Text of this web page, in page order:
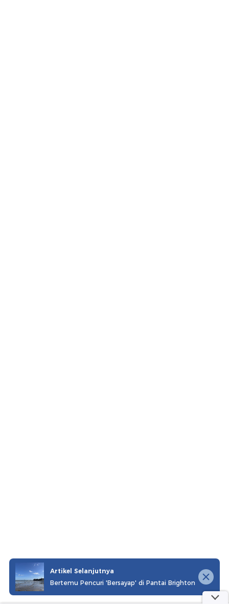
Artikel Selanjutnya
Bertemu Pencuri 'Bersayap' di Pantai Brighton